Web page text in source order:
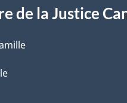
de la Justice